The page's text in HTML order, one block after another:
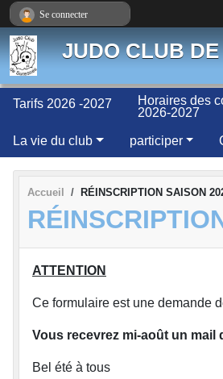
JUDO CLUB
Tarifs 2026 -2027
Horaires des
2026-2027
La vie du club participer
Accueil RÉINSCRIPTION SAISON
ATTENTION
Ce formulaire est une demande
Vous recevrez mi-août un
Bel été à tous
Se connecter
Panneau de gestion des cookies